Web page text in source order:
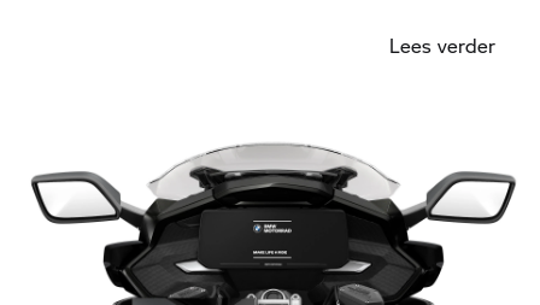
Lees verder